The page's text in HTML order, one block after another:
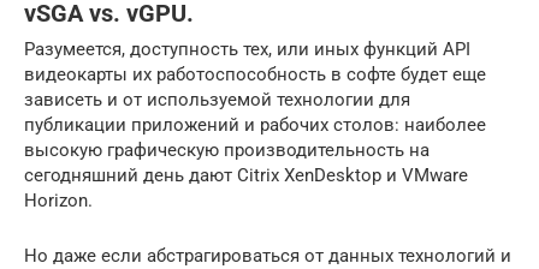
vSGA vs. vGPU.
Разумеется, доступность тех, или иных функций API
видеокарты их работоспособность в софте будет еще
зависеть и от используемой технологии для
публикации приложений и рабочих столов: наиболее
высокую графическую производительность на
сегодняшний день дают Citrix XenDesktop и VMware
Horizon.
Но даже если абстрагироваться от данных технологий и